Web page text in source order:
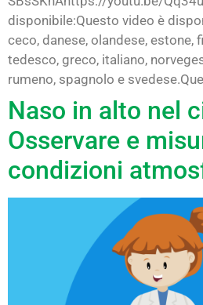
disponibile:Questo video è
ceco, danese, olandese, estone,
tedesco, greco, italiano,
rumeno, spagnolo e
Naso in alto nel
Osservare e
condizioni